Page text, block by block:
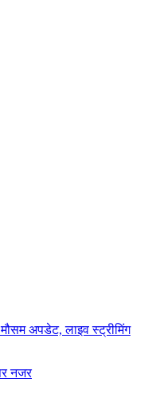
अपडेट, लाइव स्ट्रीमिंग
नजर